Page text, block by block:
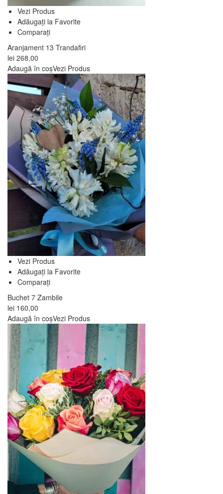
Vezi Produs
Adăugați la Favorite
Comparați
Aranjament 13 Trandafiri
lei 268,00
Adaugă în coșVezi Produs
Vezi Produs
Adăugați la Favorite
Comparați
Buchet 7 Zambile
lei 160,00
Adaugă în coșVezi Produs